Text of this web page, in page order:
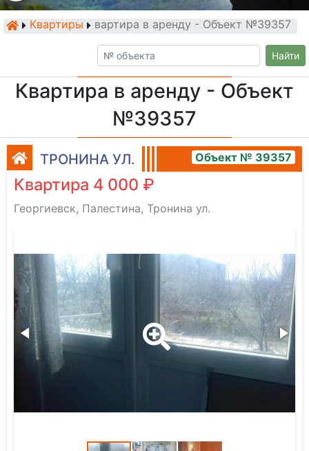
Квартиры Квартира в аренду - Объект №39357
Найти
Квартира в аренду - Объект
№39357
ТРОНИНА УЛ. Объект № 39357
Квартира 4 000 ₽
Георгиевск, Палестина, Тронина ул.